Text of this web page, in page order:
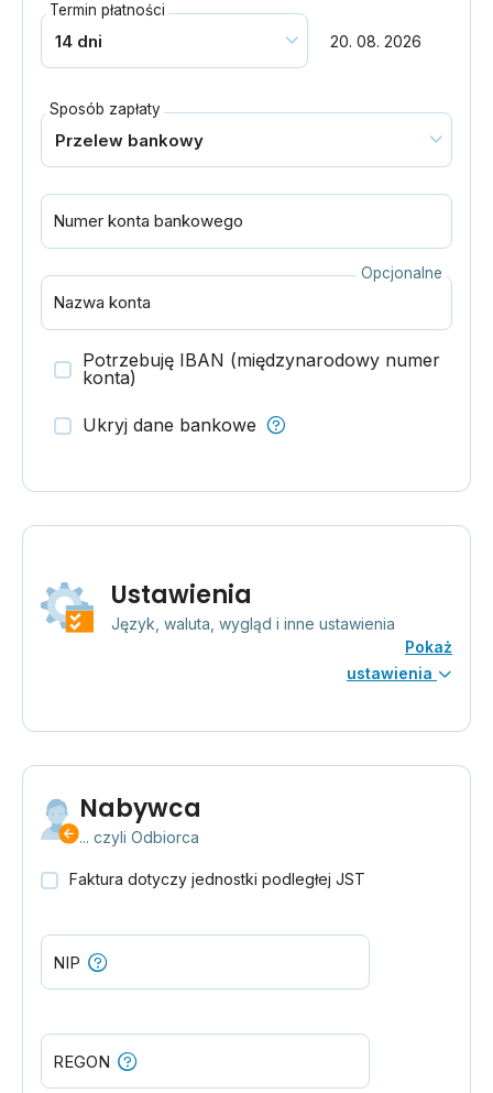
20. 08. 2026
Termin płatności
Sposób zapłaty
Numer konta bankowego
Nazwa konta
Opcjonalne
Potrzebuję IBAN (międzynarodowy numer
konta)
Ukryj dane bankowe
Ustawienia
Język, waluta, wygląd i inne ustawienia
Pokaż
ustawienia
Nabywca
... czyli Odbiorca
REGON
NIP
Faktura dotyczy jednostki podległej JST